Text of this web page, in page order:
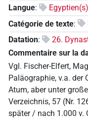
Langue:
Catégorie de texte:
Datation:
26.
Commentaire sur la
Vgl. Fischer-Elfert,
Paläographie, v.a. der
Atum, aber unter
Verzeichnis, 57 (Nr.
später / nach 1.000 v.